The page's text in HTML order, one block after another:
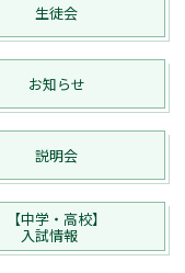
生徒会
お知らせ
説明会
【中学・高校】
入試情報